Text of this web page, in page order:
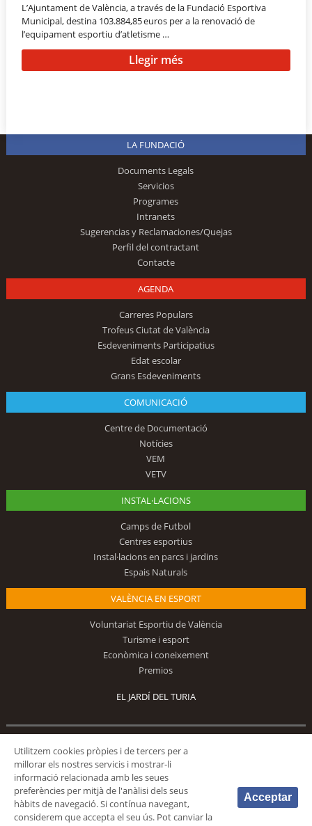
L’Ajuntament de València, a través de la Fundació Esportiva
Municipal, destina 103.884,85 euros per a la renovació de
l’equipament esportiu d’atletisme …
Llegir més
LA FUNDACIÓ
Documents Legals
Servicios
Programes
Intranets
Sugerencias y Reclamaciones/Quejas
Perfil del contractant
Contacte
AGENDA
Carreres Populars
Trofeus Ciutat de València
Esdeveniments Participatius
Edat escolar
Grans Esdeveniments
COMUNICACIÓ
Centre de Documentació
Notícies
VEM
VETV
INSTAL·LACIONS
Camps de Futbol
Centres esportius
Instal·lacions en parcs i jardins
Espais Naturals
VALÈNCIA EN ESPORT
Voluntariat Esportiu de València
Turisme i esport
Econòmica i coneixement
Premios
EL JARDÍ DEL TURIA
Utilitzem cookies pròpies i de tercers per a
millorar els nostres servicis i mostrar-li
informació relacionada amb les seues
preferències per mitjà de l'anàlisi dels seus
hàbits de navegació. Si contínua navegant,
considerem que accepta el seu ús. Pot canviar la
Acceptar